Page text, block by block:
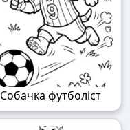
Собачка футболіст